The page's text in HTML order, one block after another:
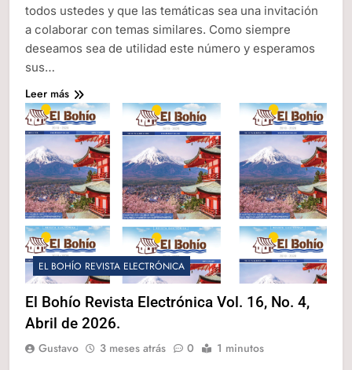
todos ustedes y que las temáticas sea una invitación
a colaborar con temas similares. Como siempre
deseamos sea de utilidad este número y esperamos
sus…
Leer más
EL BOHÍO REVISTA ELECTRÓNICA
El Bohío Revista Electrónica Vol. 16, No. 4,
Abril de 2026.
Gustavo 3 meses atrás 0 1 minutos